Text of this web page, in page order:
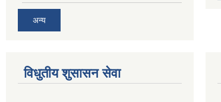
अन्य
विधुतीय शुसासन सेवा